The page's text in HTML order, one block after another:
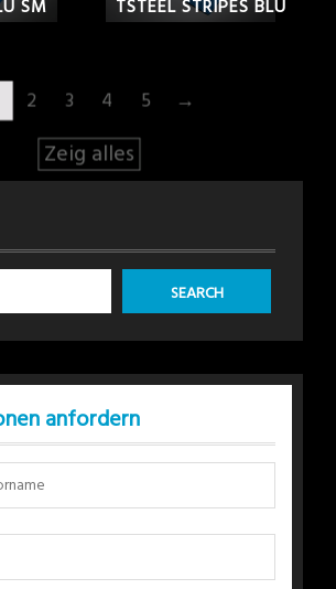
SM TSTEEL STRIPES BLU
2 3 4 5 →
Zeig alles
anfordern